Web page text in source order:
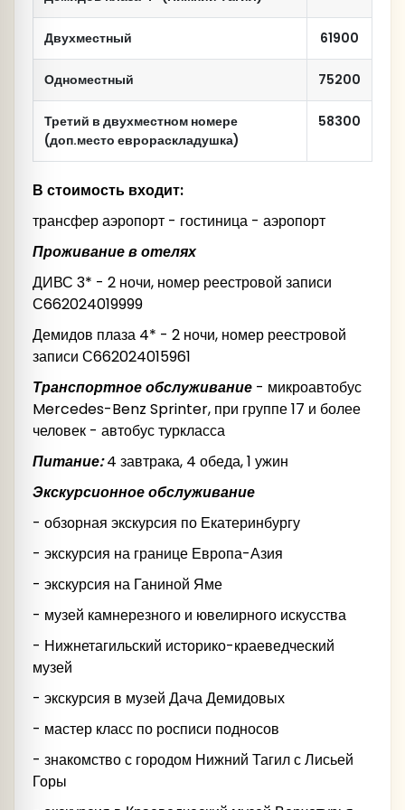
12:15-13.10 Обед в ресторане «Своя компания»
13.30-14.30 Экскурсия в музее камнерезного и
ювелирного искусства
проследят развитие камнерезного дела на
Урале – от Екатеринбургской гранильной
фабрики до завода «Русские самоцветы»;
узнают о трех видах малахита – самого
знаменитого уральского самоцвета;
познакомятся с уральской ювелирной школой;
оценят современные камнерезные
произведения от художников страны;
вспомнят героев сказов П. П. Бажова,
прославившего малахит на весь мир.
17:30 – Заселение в гостиницу Демидов плаза
4*
13:30 - 14:00 – Обед в Гончарной мастерской.
14:00 - 15:30 – Гончарная мастерская в
15:30 – Отправление в Екатеринбург
17.15 Прибытие на ж/д вокзал Екатеринбурга
0 – Прибытие в аэропорт Екатеринбурга
Кольцово
Двухместный 61900
Одноместный 75200
Третий в двухместном номере
(доп.место еврораскладушка)
58300
В стоимость входит:
трансфер аэропорт - гостиница - аэропорт
Проживание в отелях
ДИВС 3* - 2 ночи, номер реестровой записи
С662024019999
Демидов плаза 4* - 2 ночи, номер реестровой
записи С662024015961
Транспортное обслуживание - микроавтобус
Mercedes-Benz Sprinter, при группе 17 и более
человек - автобус туркласса
Питание:4 завтрака, 4 обеда, 1 ужин
Экскурсионное обслуживание
- обзорная экскурсия по Екатеринбургу
- экскурсия на границе Европа-Азия
- экскурсия на Ганиной Яме
- музей камнерезного и ювелирного искусства
- Нижнетагильский историко-краеведческий
музей
- экскурсия в музей Дача Демидовых
- мастер класс по росписи подносов
- знакомство с городом Нижний Тагил с Лисьей
Горы